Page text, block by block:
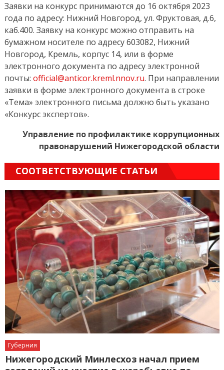
Заявки на конкурс принимаются до 16 октября 2023
года по адресу: Нижний Новгород, ул. Фруктовая, д.6,
каб.400. Заявку на конкурс можно отправить на
бумажном носителе по адресу 603082, Нижний
Новгород, Кремль, корпус 14, или в форме
электронного документа по адресу электронной
почты: official@anticor.kreml.nnov.ru. При направлении
заявки в форме электронного документа в строке
«Тема» электронного письма должно быть указано
«Конкурс экспертов».
Управление по профилактике коррупционных
правонарушений Нижегородской области
СООТВЕТСТВУЮЩИЕ СТАТЬИ
Губерния
Нижегородский Минлесхоз начал прием